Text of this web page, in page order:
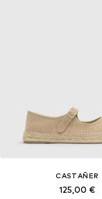
CASTAÑER
125,00 €